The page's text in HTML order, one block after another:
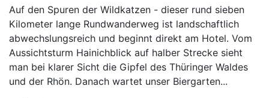
Auf den Spuren der Wildkatzen - dieser rund sieben
Kilometer lange Rundwanderweg ist landschaftlich
abwechslungsreich und beginnt direkt am Hotel. Vom
Aussichtsturm Hainichblick auf halber Strecke sieht
man bei klarer Sicht die Gipfel des Thüringer Waldes
und der Rhön. Danach wartet unser Biergarten...